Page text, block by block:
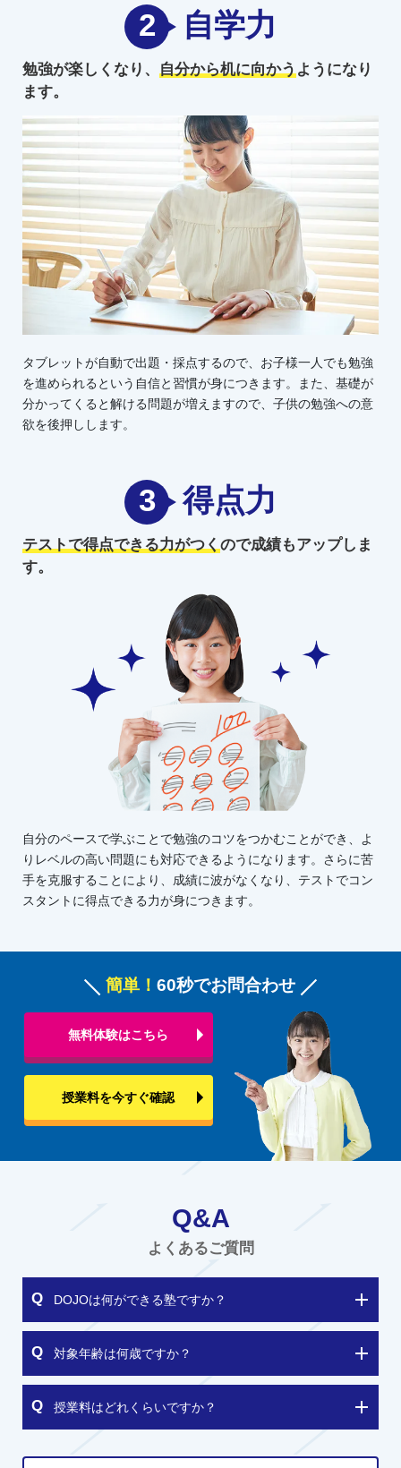
2 自学力
勉強が楽しくなり、 自分から机に向かうようになり
ます。
タブレットが自動で出題・採点するので、お子様一人でも勉強
を進められるという自信と習慣が身につきます。また、基礎が
分かってくると解ける問題が増えますので、子供の勉強への意
欲を後押しします。
3 得点力
テストで得点できる力がつくので成績もアップしま
す。
自分のペースで学ぶことで勉強のコツをつかむことができ、よ
りレベルの高い問題にも対応できるようになります。さらに苦
手を克服することにより、成績に波がなくなり、テストでコン
スタントに得点できる力が身につきます。
簡単！ 60秒でお問合わせ
無料体験はこちら
授業料を今すぐ確認
Q&A
よくあるご質問
DOJOは何ができる塾ですか？
対象年齢は何歳ですか？
授業料はどれくらいですか？